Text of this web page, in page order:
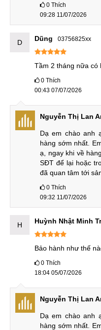
So sánh REDMI
sở hữu lợi thế lớn nhất
triệu VNĐ, và sở hữu
phù hợp với những ai có
một điện thoại dễ cầm nắm.
So sánh REDMI
Mặt khác REDMI Turbo
hiệu năng với con chip
đếm, thời lượng pin của
So sánh REDMI Turbo
So với phiên bản tiền
cấp rõ ràng. REDMI
hiệu năng cũng tăng
So sánh REDMI
thay bằng khung kim loại
hẳn. Chỉ có hệ thống
nguyên như bản tiền nhiệm.
0 Thích
09:28 11/07/2026
D Dũng 03756825xx
Tầm 2 tháng nữa có
0 Thích
00:43 07/07/2026
Nguyễn Thị Lan
Dạ em chào anh
hàng sớm nhất.
ạ, ngay khi về
SĐT để lại hoặc
đã quan tâm tới
0 Thích
09:32 11/07/2026
H Huỳnh Nhật Minh
Bảo hành như thế
0 Thích
18:04 05/07/2026
Nguyễn Thị Lan
Dạ em chào anh
hàng sớm nhất.